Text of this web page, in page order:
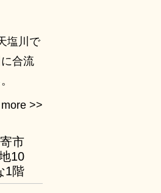
塩川で
合流
市
10
1階